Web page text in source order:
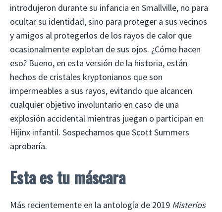
introdujeron durante su infancia en Smallville, no para
ocultar su identidad, sino para proteger a sus vecinos
y amigos al protegerlos de los rayos de calor que
ocasionalmente explotan de sus ojos. ¿Cómo hacen
eso? Bueno, en esta versión de la historia, están
hechos de cristales kryptonianos que son
impermeables a sus rayos, evitando que alcancen
cualquier objetivo involuntario en caso de una
explosión accidental mientras juegan o participan en
Hijinx infantil. Sospechamos que Scott Summers
aprobaría.
Esta es tu máscara
Más recientemente en la antología de 2019 Misterios